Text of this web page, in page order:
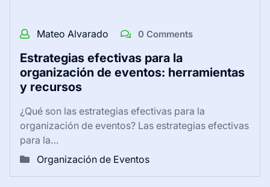
Mateo Alvarado 0 Comments
Estrategias efectivas para la
organización de eventos: herramientas
y recursos
¿Qué son las estrategias efectivas para la
organización de eventos? Las estrategias efectivas
para la…
Organización de Eventos